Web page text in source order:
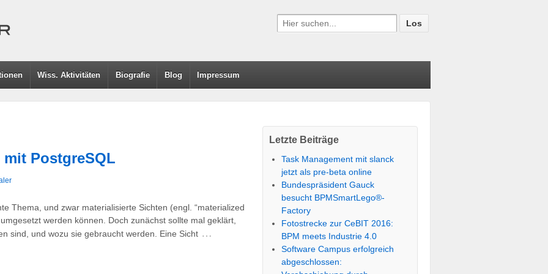
Wiss. Aktivitäten Biografie Blog Impressum
PostgreSQL
Thema, und zwar materialisierte Sichten (engl. “materialized
werden können. Doch zunächst sollte mal geklärt,
sind, und wozu sie gebraucht werden. Eine Sicht …
Letzte Beiträge
Task Management mit slanck
jetzt als pre-beta online
Bundespräsident Gauck
besucht BPMSmartLego®-
Factory
Fotostrecke zur CeBIT 2016:
BPM meets Industrie 4.0
Software Campus erfolgreich
abgeschlossen: